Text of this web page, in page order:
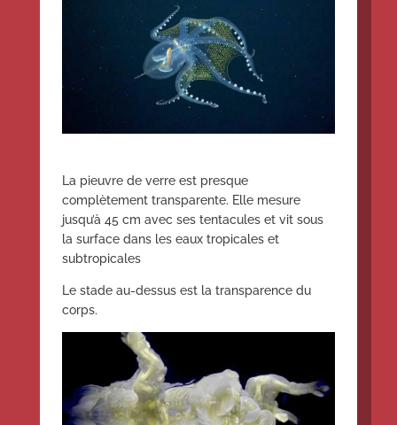
La pieuvre de verre est presque
complètement transparente. Elle mesure
jusqu’à 45 cm avec ses tentacules et vit sous
la surface dans les eaux tropicales et
subtropicales
Le stade au-dessus est la transparence du
corps.